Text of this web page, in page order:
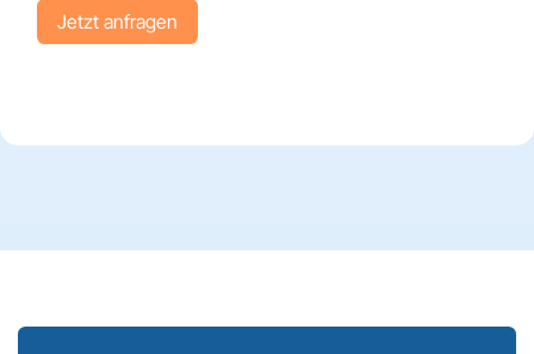
Jetzt anfr​​​​agen